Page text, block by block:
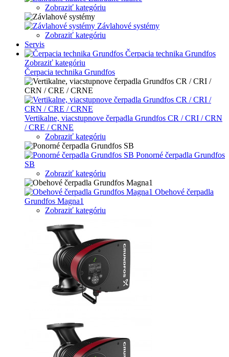
Zobraziť kategóriu
Závlahové systémy
Zobraziť kategóriu
Servis
Čerpacia technika Grundfos
Zobraziť kategóriu
Čerpacia technika Grundfos
Vertikalne, viacstupnove čerpadla Grundfos CR / CRI / CRN
/ CRE / CRNE
Zobraziť kategóriu
Ponorné čerpadla Grundfos
SB
Zobraziť kategóriu
Obehové čerpadla
Grundfos Magna1
Zobraziť kategóriu